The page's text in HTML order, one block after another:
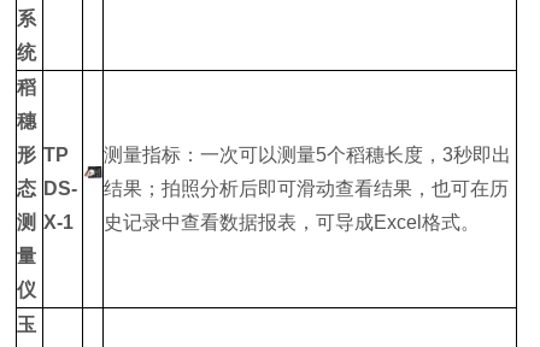
系
统
稻
穗
形
态
测
量
仪
TP
DS-
X-1
测量指标：一次可以测量5个稻穗长度，3秒即出
结果；拍照分析后即可滑动查看结果，也可在历
史记录中查看数据报表，可导成Excel格式。
玉